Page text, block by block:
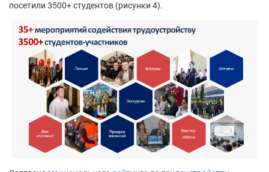
посетили 3500+ студентов (рисунки 4).